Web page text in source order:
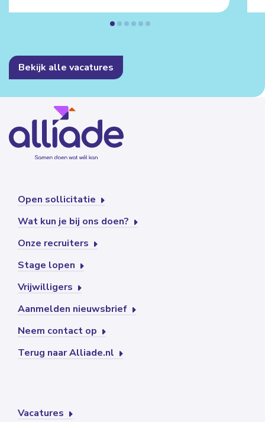
Bekijk alle vacatures
Open sollicitatie
Wat kun je bij ons doen?
Onze recruiters
Stage lopen
Vrijwilligers
Aanmelden nieuwsbrief
Neem contact op
Terug naar Alliade.nl
Vacatures